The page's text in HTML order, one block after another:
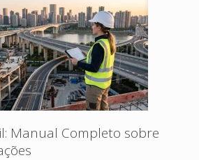
Manual Completo sobre